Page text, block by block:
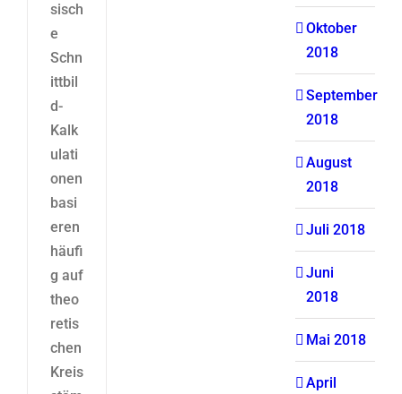
sisch
e
Schn
ittbil
d-
Kalk
ulati
onen
basi
eren
häufi
g auf
theo
retis
chen
Kreis
Oktober
2018
September
2018
August
2018
Juli 2018
Juni
2018
Mai 2018
April